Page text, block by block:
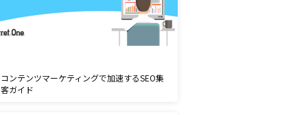
コンテンツマーケティングで加速するSEO集
客ガイド